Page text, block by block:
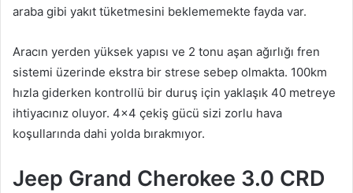
araba gibi yakıt tüketmesini beklememekte fayda var.
Aracın yerden yüksek yapısı ve 2 tonu aşan ağırlığı fren
sistemi üzerinde ekstra bir strese sebep olmakta. 100km
hızla giderken kontrollü bir duruş için yaklaşık 40 metreye
ihtiyacınız oluyor. 4×4 çekiş gücü sizi zorlu hava
koşullarında dahi yolda bırakmıyor.
Jeep Grand Cherokee 3.0 CRD